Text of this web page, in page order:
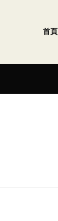
首頁